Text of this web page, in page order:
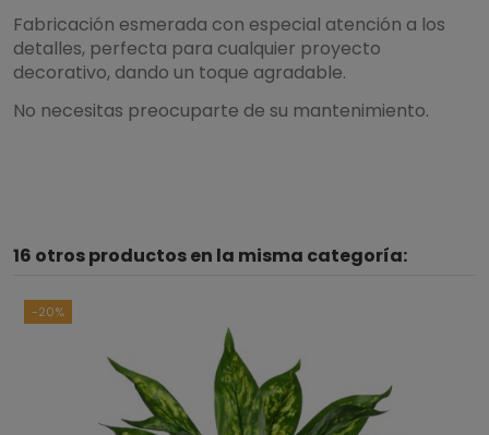
Fabricación esmerada con especial atención a los
detalles, perfecta para cualquier proyecto
decorativo, dando un toque agradable.
No necesitas preocuparte de su mantenimiento.
16 otros productos en la misma categoría:
-20%